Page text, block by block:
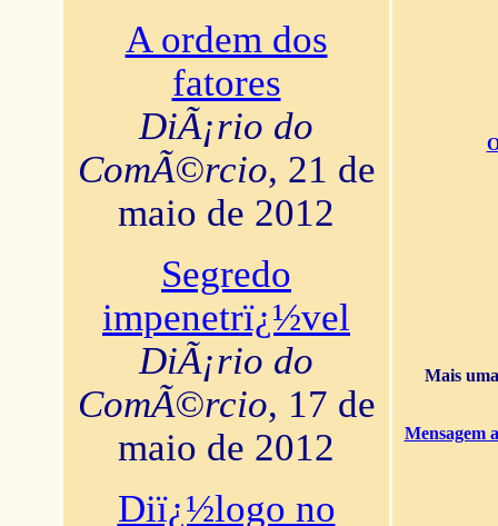
A ordem dos
fatores
DiÃ¡rio do
ComÃ©rcio, 21 de
maio de 2012
Segredo
impenetrï¿½vel
DiÃ¡rio do
ComÃ©rcio, 17 de
maio de 2012
Diï¿½logo no
Mais
Mensagem